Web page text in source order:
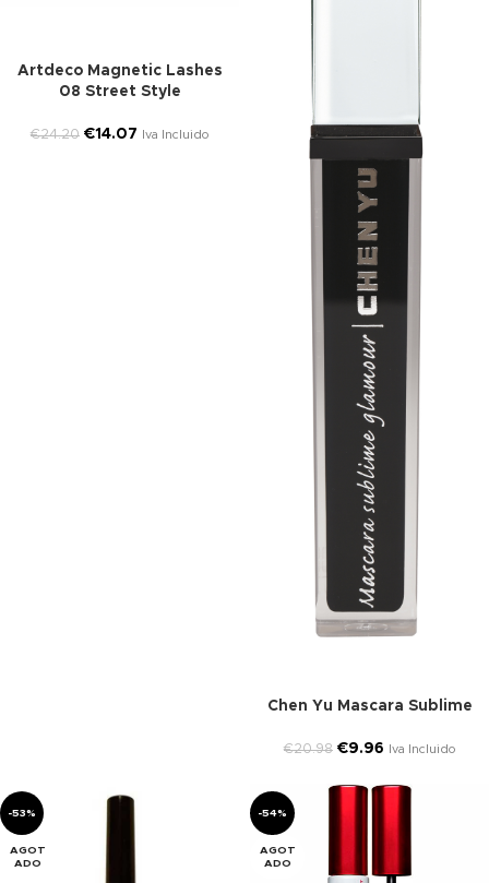
Artdeco Magnetic Lashes
08 Street Style
€24.20 €14.07 Iva Incluido
Chen Yu Mascara Sublime
€20.98 €9.96 Iva Incluido
-53%
AGOT
ADO
-54%
AGOT
ADO